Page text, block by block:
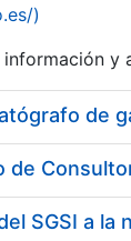
)
y
de
SGSI a la